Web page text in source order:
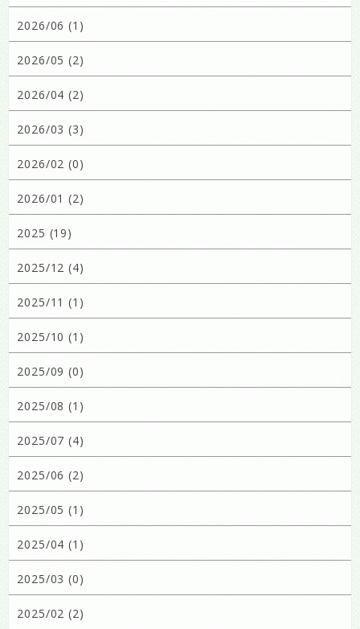
2026/06 (1)
2026/05 (2)
2026/04 (2)
2026/03 (3)
2026/02 (0)
2026/01 (2)
2025 (19)
2025/12 (4)
2025/11 (1)
2025/10 (1)
2025/09 (0)
2025/08 (1)
2025/07 (4)
2025/06 (2)
2025/05 (1)
2025/04 (1)
2025/03 (0)
2025/02 (2)